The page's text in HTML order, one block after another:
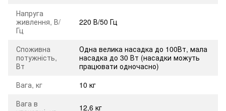
Напруга
живлення, В/
Гц
220 В/50 Гц
Споживна
потужність,
Вт
Одна велика насадка до 100Вт, мала
насадка до 30 Вт (насадки можуть
працювати одночасно)
Вага, кг
10 кг
Вага в
12,6 кг